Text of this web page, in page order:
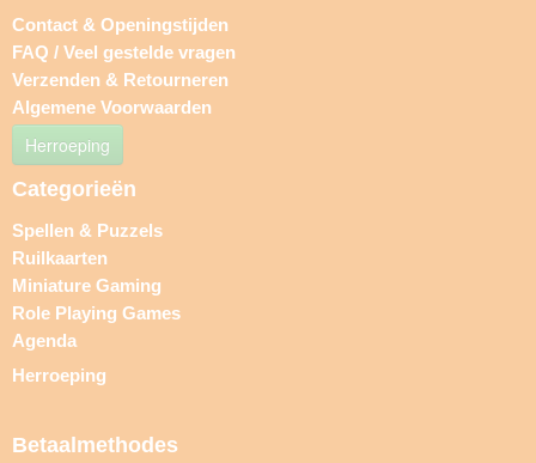
Contact & Openingstijden
FAQ / Veel gestelde vragen
Verzenden & Retourneren
Algemene Voorwaarden
Herroeping
Categorieën
Spellen & Puzzels
Ruilkaarten
Miniature Gaming
Role Playing Games
Agenda
Herroeping
Betaalmethodes